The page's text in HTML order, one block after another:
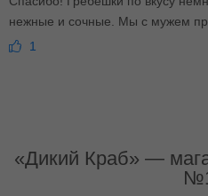
нежные и сочные. Мы с мужем
1
«Дикий Краб» —